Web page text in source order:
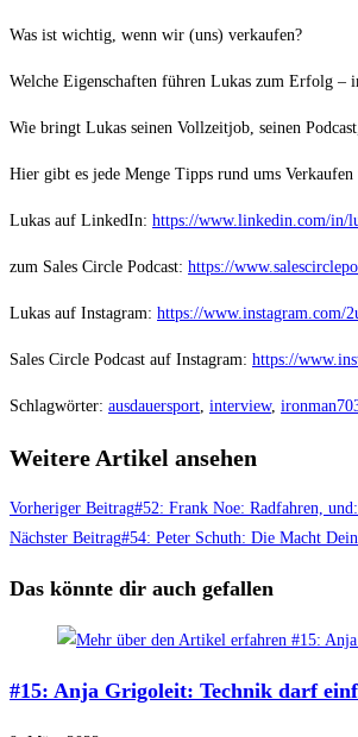
Was ist wichtig, wenn wir (uns) verkaufen?
Welche Eigenschaften führen Lukas zum Erfolg –
Wie bringt Lukas seinen Vollzeitjob, seinen
Hier gibt es jede Menge Tipps rund ums
Lukas auf LinkedIn: https://www.linkedin.com/in/
zum Sales Circle Podcast: https://
Lukas auf Instagram: https://www.instagram.com/
Sales Circle Podcast auf Instagram: https://
Schlagwörter: ausdauersport, interview,
Weitere Artikel ansehen
Vorheriger Beitrag#52: Frank Noe: Radfahren,
Nächster Beitrag#54: Peter Schuth: Die Macht
Das könnte dir auch gefallen
#15: Anja Grigoleit: Technik darf